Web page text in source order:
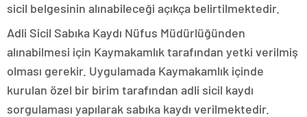
sicil belgesinin alınabileceği açıkça belirtilmektedir.
Adli Sicil Sabıka Kaydı Nüfus Müdürlüğünden
alınabilmesi için Kaymakamlık tarafından yetki verilmiş
olması gerekir. Uygulamada Kaymakamlık içinde
kurulan özel bir birim tarafından adli sicil kaydı
sorgulaması yapılarak sabıka kaydı verilmektedir.